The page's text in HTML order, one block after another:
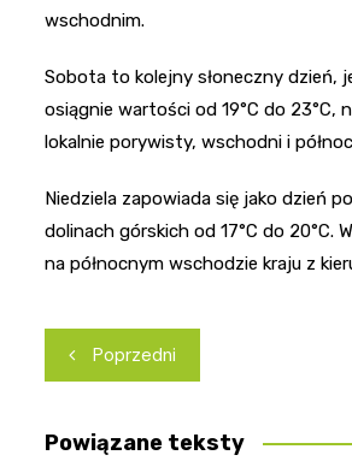
wschodnim.
Sobota to kolejny słoneczny dzień,
osiągnie wartości od 19°C do 23°C,
lokalnie porywisty, wschodni i
Niedziela zapowiada się jako dzień
dolinach górskich od 17°C do 20°C.
na północnym wschodzie kraju z
Nawigacja
wpisu
Poprzedni
Powiązane teksty